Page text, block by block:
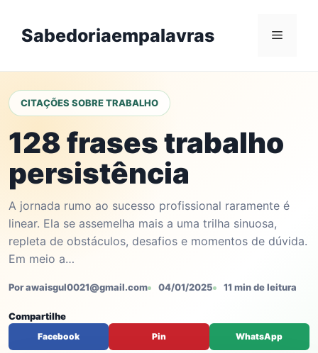
contentSabedoriaempalavras Menu
CITAÇÕES SOBRE TRABALHO
128 frases trabalho
persistência
A jornada rumo ao sucesso profissional raramente é
linear. Ela se assemelha mais a uma trilha sinuosa,
repleta de obstáculos, desafios e momentos de dúvida.
Em meio a…
Por awaisgul0021@gmail.com 04/01/2025 11 min de leitura
Compartilhe
Facebook Pin WhatsApp